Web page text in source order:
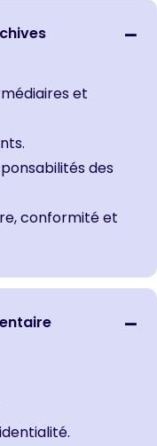
et
des
conformité et